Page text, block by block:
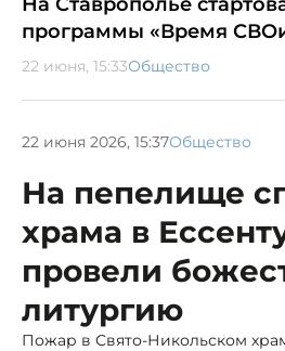
программы «Время
22 июня, 15:33Общество
22 июня 2026, 15:37Общество
На пепелище
храма в
провели
литургию
Пожар в Свято-Никольском